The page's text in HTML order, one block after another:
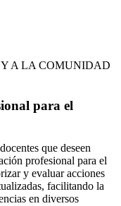
A LA COMUNIDAD
para el
que deseen
profesional para el
y evaluar acciones
facilitando la
en diversos